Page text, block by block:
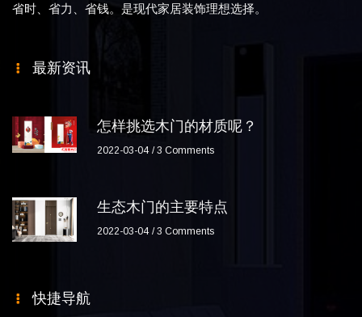
省时、省力、省钱。是现代家居装饰理想选择。
最新资讯
怎样挑选木门的材质呢？
2022-03-04 3 Comments
生态木门的主要特点
2022-03-04 3 Comments
快捷导航